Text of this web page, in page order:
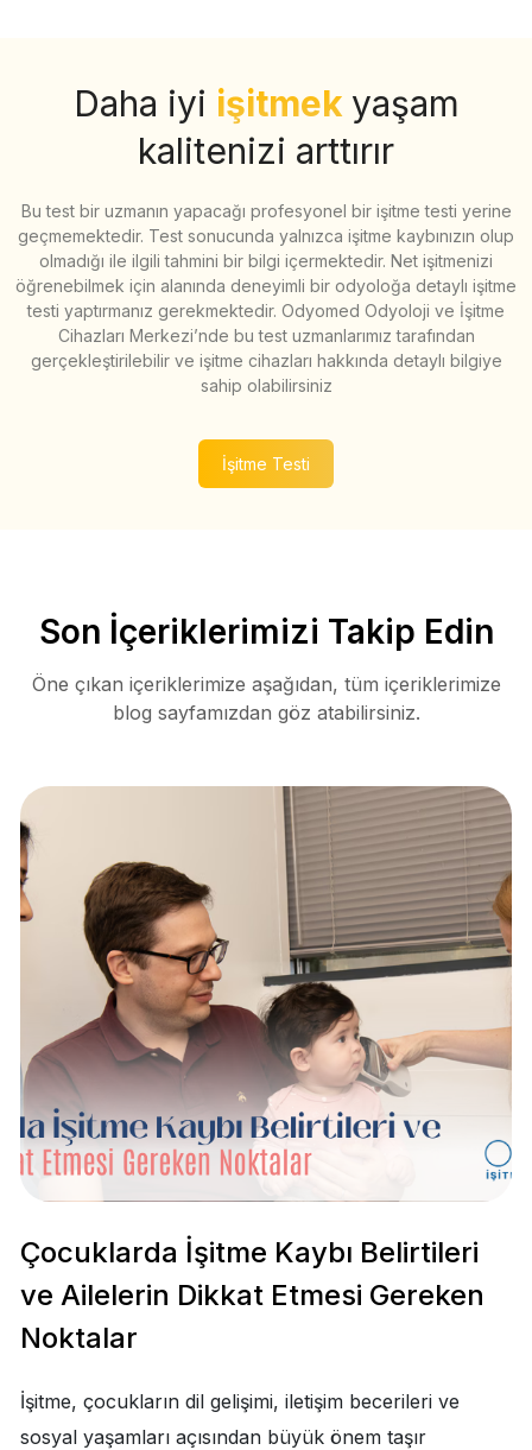
Daha iyi işitmek yaşam
kalitenizi arttırır
Bu test bir uzmanın yapacağı profesyonel bir işitme testi yerine
geçmemektedir. Test sonucunda yalnızca işitme kaybınızın olup
olmadığı ile ilgili tahmini bir bilgi içermektedir. Net işitmenizi
öğrenebilmek için alanında deneyimli bir odyoloğa detaylı işitme
testi yaptırmanız gerekmektedir. Odyomed Odyoloji ve İşitme
Cihazları Merkezi’nde bu test uzmanlarımız tarafından
gerçekleştirilebilir ve işitme cihazları hakkında detaylı bilgiye
sahip olabilirsiniz
İşitme Testi
Son İçeriklerimizi Takip Edin
Öne çıkan içeriklerimize aşağıdan, tüm içeriklerimize
blog sayfamızdan göz atabilirsiniz.
Çocuklarda İşitme Kaybı Belirtileri
ve Ailelerin Dikkat Etmesi Gereken
Noktalar
İşitme, çocukların dil gelişimi, iletişim becerileri ve
sosyal yaşamları açısından büyük önem taşır